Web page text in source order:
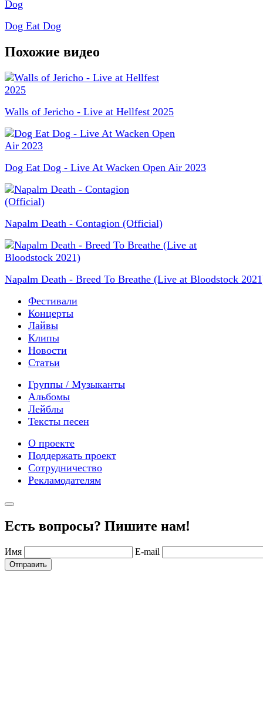
Dog Eat Dog
Похожие видео
Walls of Jericho - Live at Hellfest 2025
Dog Eat Dog - Live At Wacken Open Air 2023
Napalm Death - Contagion (Official)
Napalm Death - Breed To Breathe (Live at Bloodstock
Фестивали
Концерты
Лайвы
Клипы
Новости
Статьи
Группы / Музыканты
Альбомы
Лейблы
Тексты песен
О проекте
Поддержать проект
Сотрудничество
Рекламодателям
Есть вопросы? Пишите нам!
Имя E-mail